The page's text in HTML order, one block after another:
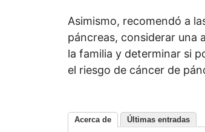
Asimismo, recomendó a
páncreas, considerar una
la familia y determinar si
el riesgo de cáncer de
Acerca de Últimas entradas